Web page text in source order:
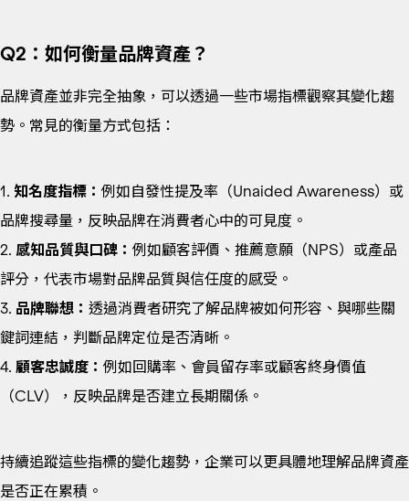
Q2：如何衡量品牌資產？
品牌資產並非完全抽象，可以透過一些市場指標觀察其變化趨
勢。常見的衡量方式包括：
1. 知名度指標： 例如自發性提及率（Unaided Awareness）或
品牌搜尋量，反映品牌在消費者心中的可見度。
2. 感知品質與口碑： 例如顧客評價、推薦意願（NPS）或產品
評分，代表市場對品牌品質與信任度的感受。
3. 品牌聯想： 透過消費者研究了解品牌被如何形容、與哪些關
鍵詞連結，判斷品牌定位是否清晰。
4. 顧客忠誠度： 例如回購率、會員留存率或顧客終身價值
（CLV），反映品牌是否建立長期關係。
持續追蹤這些指標的變化趨勢，企業可以更具體地理解品牌資產
是否正在累積。